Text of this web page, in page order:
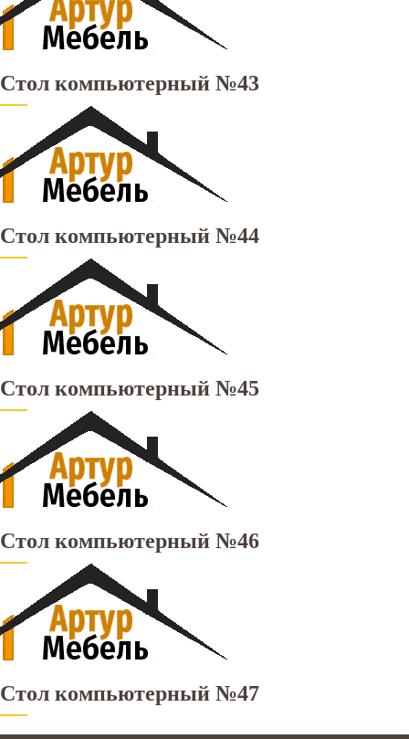
Стол компьютерный №43
Стол компьютерный №44
Стол компьютерный №45
Стол компьютерный №46
Стол компьютерный №47